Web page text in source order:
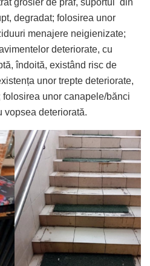
degradat; folosirea unor
menajere neigienizate;
deteriorate, cu
îndoită, existând risc de
unor trepte deteriorate,
unor canapele/bănci
vopsea deteriorată.